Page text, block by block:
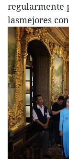
regularmente
lasmejores